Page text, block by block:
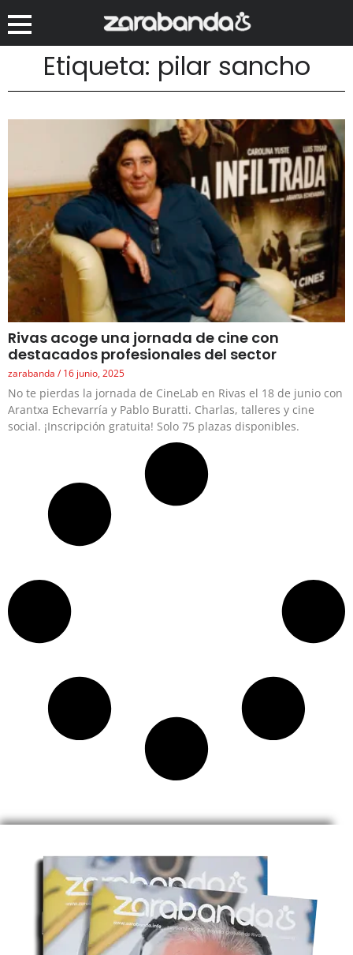
Etiqueta: pilar sancho
Rivas acoge una jornada de cine con
destacados profesionales del sector
zarabanda 16 junio, 2025
No te pierdas la jornada de CineLab en Rivas el 18 de junio con
Arantxa Echevarría y Pablo Buratti. Charlas, talleres y cine
social. ¡Inscripción gratuita! Solo 75 plazas disponibles.